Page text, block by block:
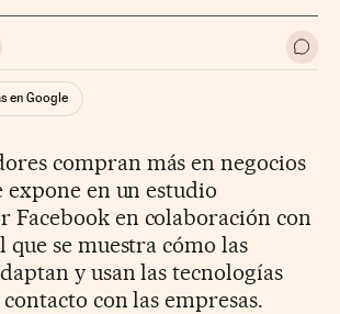
Facebook
en TwitterRedes Sociales Ir a
en Google
compran más en negocios
expone en un estudio
Facebook en colaboración con
que se muestra cómo las
y usan las tecnologías
con las empresas.